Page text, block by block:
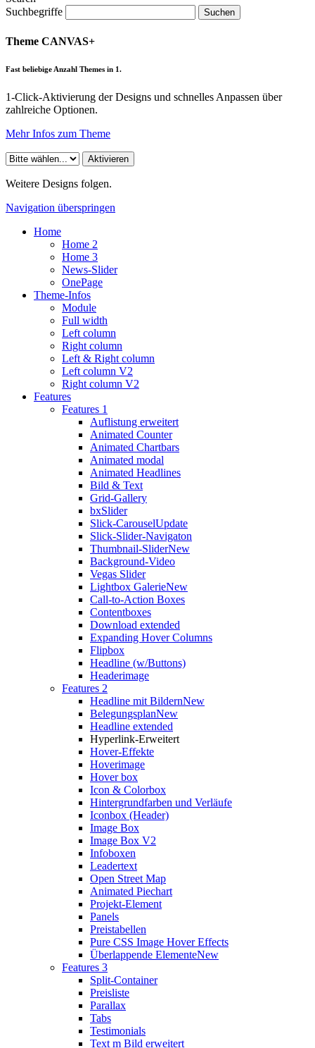
Suchbegriffe
Suchen
Theme CANVAS+
Fast beliebige Anzahl Themes in 1.
1-Click-Aktivierung der Designs und schnelles Anpassen über
zahlreiche Optionen.
Mehr Infos zum Theme
Weitere Designs folgen.
Navigation überspringen
Home
Home 2
Home 3
News-Slider
OnePage
Theme-Infos
Module
Full width
Left column
Right column
Left & Right column
Left column V2
Right column V2
Features
Features 1
Auflistung erweitert
Animated Counter
Animated Chartbars
Animated modal
Animated Headlines
Bild & Text
Grid-Gallery
bxSlider
Slick-CarouselUpdate
Slick-Slider-Navigaton
Thumbnail-SliderNew
Background-Video
Vegas Slider
Lightbox GalerieNew
Call-to-Action Boxes
Contentboxes
Download extended
Expanding Hover Columns
Flipbox
Headline (w/Buttons)
Headerimage
Features 2
Headline mit BildernNew
BelegungsplanNew
Headline extended
Hyperlink-Erweitert
Hover-Effekte
Hoverimage
Hover box
Icon & Colorbox
Hintergrundfarben und Verläufe
Iconbox (Header)
Image Box
Image Box V2
Infoboxen
Leadertext
Open Street Map
Animated Piechart
Projekt-Element
Panels
Preistabellen
Pure CSS Image Hover Effects
Überlappende ElementeNew
Features 3
Split-Container
Preisliste
Parallax
Tabs
Testimonials
Text m Bild erweitert